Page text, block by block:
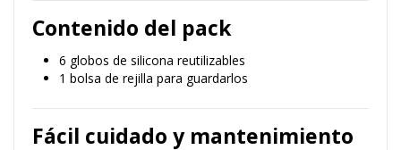
Contenido del pack
6 globos de silicona reutilizables
1 bolsa de rejilla para guardarlos
Fácil cuidado y mantenimiento